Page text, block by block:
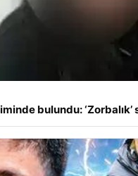
bulundu: ‘Zorbalık’